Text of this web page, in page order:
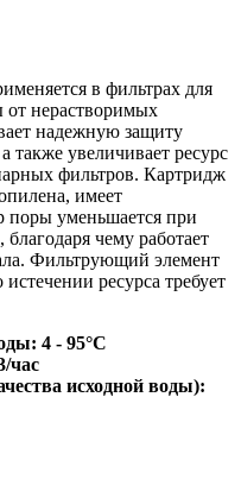
в фильтрах для
от нерастворимых
надежную защиту
также увеличивает ресурс
фильтров. Картридж
имеет
поры уменьшается при
чему работает
Фильтрующий элемент
ресурса требует
4 - 95°С
час
исходной воды):